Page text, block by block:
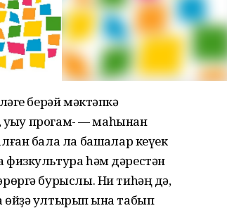
берәй мәктәпкә
уҡыу прогам- — маһынан
бала ла башҡалар кеүек
һәм дәрестән
бурыслы. Ни тиһәң дә,
ултырып ҡына табып